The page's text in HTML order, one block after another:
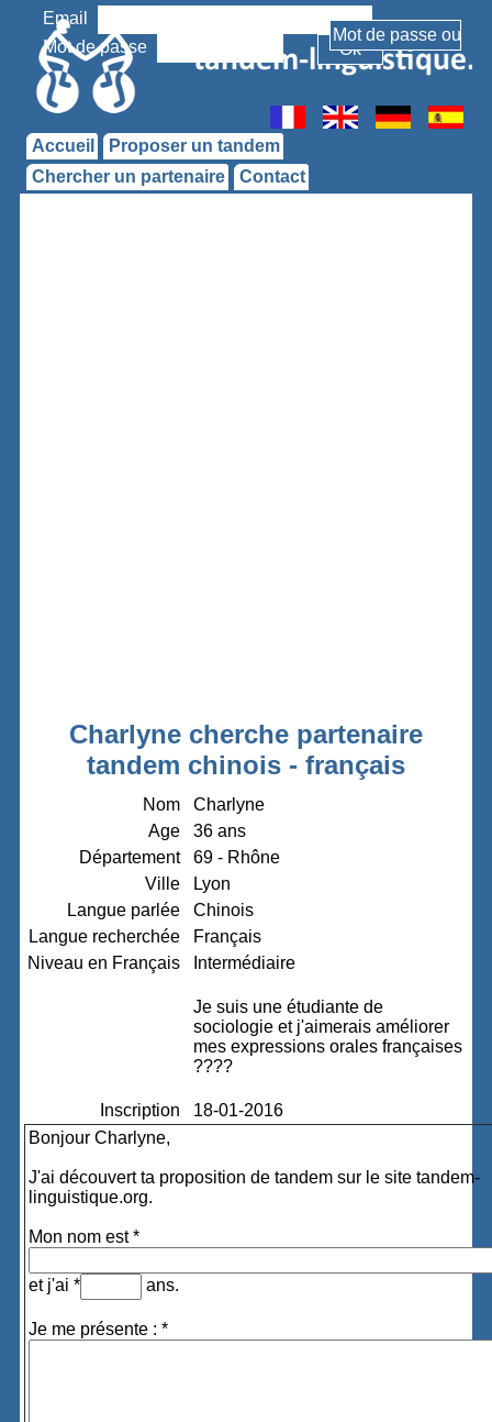
Email
Mot de passe
Accueil
Proposer un tandem
Chercher un partenaire
Contact
Charlyne cherche partenaire
tandem chinois - français
Nom
Charlyne
Age
36 ans
Département
69 - Rhône
Ville
Lyon
Langue parlée
Chinois
Langue recherchée
Français
Niveau en Français
Intermédiaire
Je suis une étudiante de
sociologie et j'aimerais améliorer
mes expressions orales françaises
????
Inscription
18-01-2016
Bonjour Charlyne,
J'ai découvert ta proposition de tandem sur le site tandem-
linguistique.org.
Mon nom est *
et j'ai * ans.
Je me présente : *